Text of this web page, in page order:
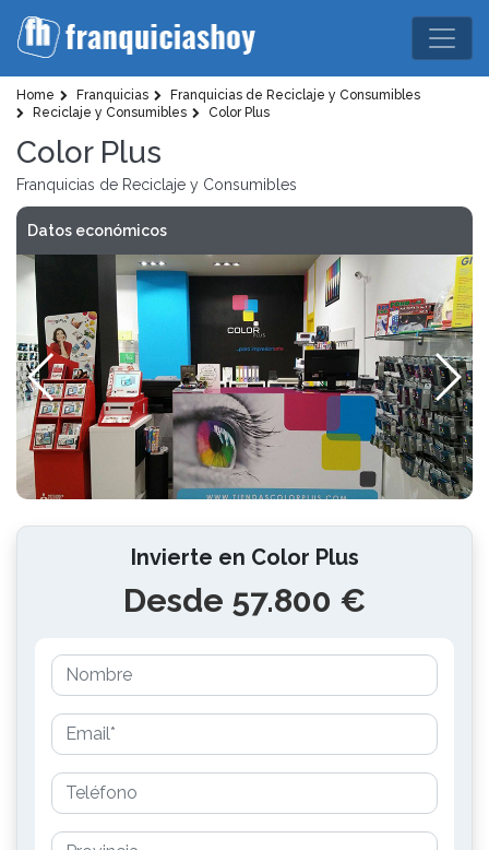
Home Franquicias
Franquicias de Reciclaje y Consumibles
Reciclaje y Consumibles
Color Plus
Color Plus
Franquicias de Reciclaje y Consumibles
Datos económicos
Invierte en Color Plus
Desde 57.800 €